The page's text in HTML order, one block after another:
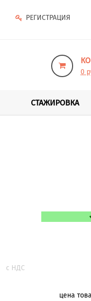
РЕГИСТРАЦИЯ
0
СТАЖИРОВКА
с НДС
цена